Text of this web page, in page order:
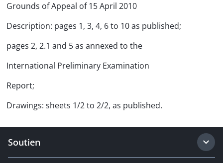
Grounds of Appeal of 15 April 2010
Description: pages 1, 3, 4, 6 to 10 as published;
pages 2, 2.1 and 5 as annexed to the
International Preliminary Examination
Report;
Drawings: sheets 1/2 to 2/2, as published.
Soutien